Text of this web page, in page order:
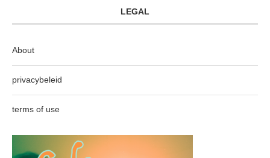
LEGAL
About
privacybeleid
terms of use